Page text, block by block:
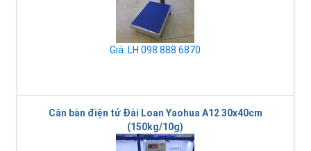
Giá: LH 098 888 6870
Cân bàn điện tử Đài Loan Yaohua A12 30x40cm
(150kg/10g)